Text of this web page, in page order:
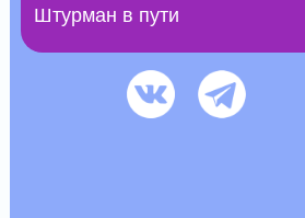
Штурман в пути